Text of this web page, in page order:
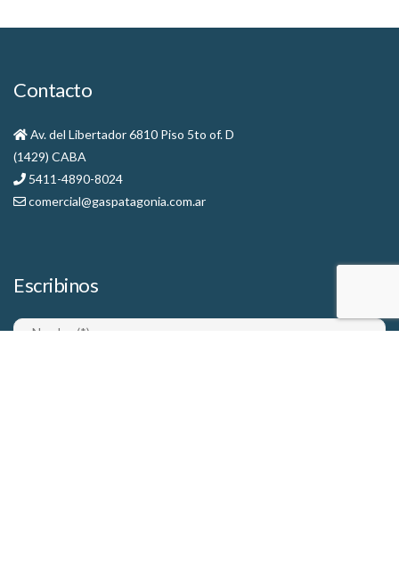
Contacto
Av. del Libertador 6810 Piso 5to of. D
(1429) CABA
5411-4890-8024
comercial@gaspatagonia.com.ar
Escribinos